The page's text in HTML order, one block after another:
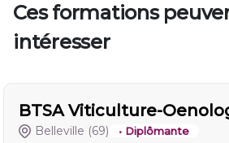
Ces formations
intéresser
BTSA Viticulture-
Belleville (69) • Diplômante